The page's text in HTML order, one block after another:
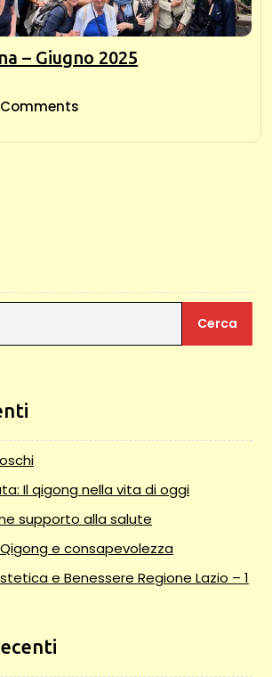
– Giugno 2025
Cerca
Il qigong nella vita di oggi
supporto alla salute
e consapevolezza
e Benessere Regione Lazio – 1